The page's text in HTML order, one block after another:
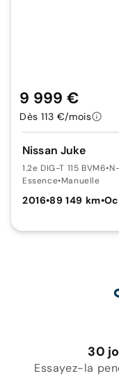
Nissan Juke
1.2e DIG-T 115 BVM6•
Essence•Manuelle
2016•89 149 km•
9 999 €
Dès 113 €/mois
30
Essayez-la